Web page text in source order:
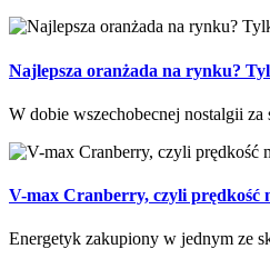
Najlepsza oranżada na rynku?
W dobie wszechobecnej nostalgii
V-max Cranberry, czyli prędkość
Energetyk zakupiony w jednym ze